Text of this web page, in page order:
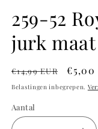
259-52
jurk maat
Normale
prijs
€14,99 EUR €5,00
Belastingen inbegrepen.
Aantal
Aantal